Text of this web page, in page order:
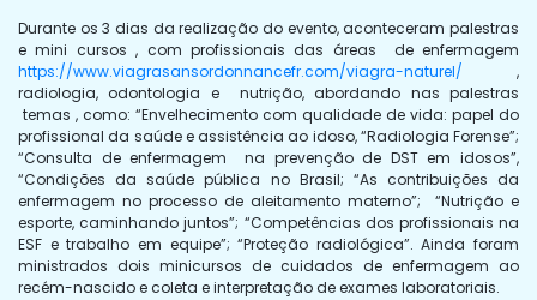
Durante os 3 dias da realização do evento, aconteceram palestras
e mini cursos , com profissionais das áreas de enfermagem
https://www.viagrasansordonnancefr.com/viagra-naturel/ ,
radiologia, odontologia e nutrição, abordando nas palestras
temas , como: “Envelhecimento com qualidade de vida: papel do
profissional da saúde e assistência ao idoso, “Radiologia Forense”;
“Consulta de enfermagem na prevenção de DST em idosos”,
“Condições da saúde pública no Brasil; “As contribuições da
enfermagem no processo de aleitamento materno”; “Nutrição e
esporte, caminhando juntos”; “Competências dos profissionais na
ESF e trabalho em equipe”; “Proteção radiológica”. Ainda foram
ministrados dois minicursos de cuidados de enfermagem ao
recém-nascido e coleta e interpretação de exames laboratoriais.